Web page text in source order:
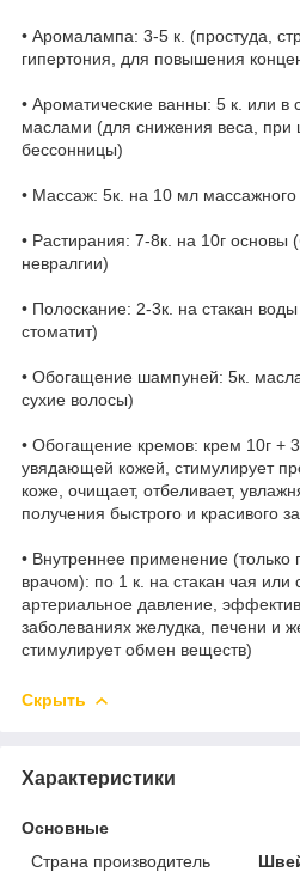
• Аромалампа: 3-5 к. (простуда,
гипертония, для повышения
• Ароматические ванны: 5 к. или
маслами (для снижения веса, при
бессонницы)
• Массаж: 5к. на 10 мл
• Растирания: 7-8к. на 10г основы
невралгии)
• Полоскание: 2-3к. на стакан
стоматит)
• Обогащение шампуней: 5к.
сухие волосы)
• Обогащение кремов: крем 10г +
увядающей кожей, стимулирует
коже, очищает, отбеливает,
получения быстрого и красивого
• Внутреннее применение (только
врачом): по 1 к. на стакан чая или
артериальное давление,
заболеваниях желудка, печени и
стимулирует обмен веществ)
Скрыть
Характеристики
Основные
Страна производитель